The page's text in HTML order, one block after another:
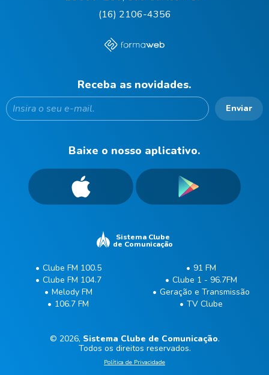
(16) 2106-4356
Receba as novidades.
Enviar
Baixe o nosso aplicativo.
Sistema Clube
de Comunicação
Clube FM 100.5
Clube FM 104.7
Melody FM
106.7 FM
91 FM
Clube 1 - 96.7FM
Geração e Transmissão
TV Clube
© 2026, Sistema Clube de Comunicação.
Todos os direitos reservados.
Política de Privacidade